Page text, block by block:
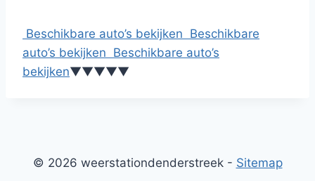
Beschikbare auto’s bekijken Beschikbare
auto’s bekijken Beschikbare auto’s
bekijken▼▼▼▼▼
© 2026 weerstationdenderstreek - Sitemap